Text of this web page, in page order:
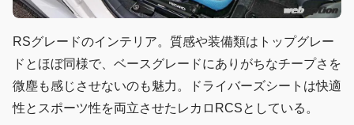
RSグレードのインテリア。質感や装備類はトップグレー
ドとほぼ同様で、ベースグレードにありがちなチープさを
微塵も感じさせないのも魅力。ドライバーズシートは快適
性とスポーツ性を両立させたレカロRCSとしている。